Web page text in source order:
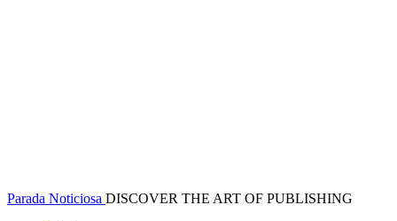
Parada Noticiosa DISCOVER THE ART OF PUBLISHING